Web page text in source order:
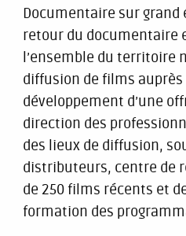
Documentaire sur grand
retour du documentaire
l’ensemble du territoire
diffusion de films
développement d’une
direction des
des lieux de diffusion,
distributeurs, centre de
de 250 films récents et
formation des